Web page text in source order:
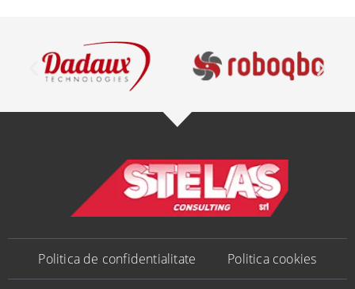
Politica de confidentialitate Politica cookies